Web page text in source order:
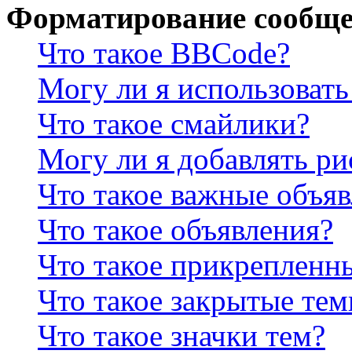
Форматирование
Что такое BBCode?
Могу ли я
Что такое смайлики?
Могу ли я добавлять
Что такое важные
Что такое объявления?
Что такое
Что такое закрытые
Что такое значки тем?